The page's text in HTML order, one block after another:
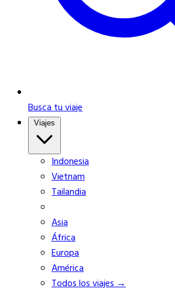
Busca tu viaje
Indonesia
Vietnam
Tailandia
Asia
África
Europa
América
Todos los viajes →